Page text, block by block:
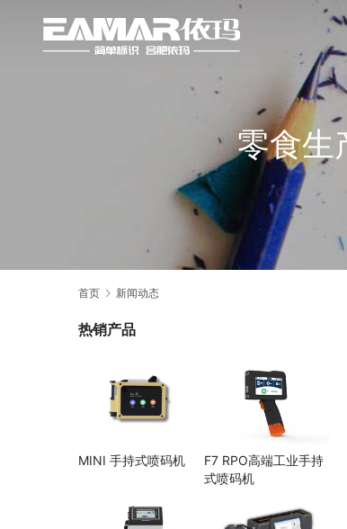
零食生
首页 新闻动态
热销产品
MINI 手持式喷码机
F7 RPO高端工业手持
式喷码机